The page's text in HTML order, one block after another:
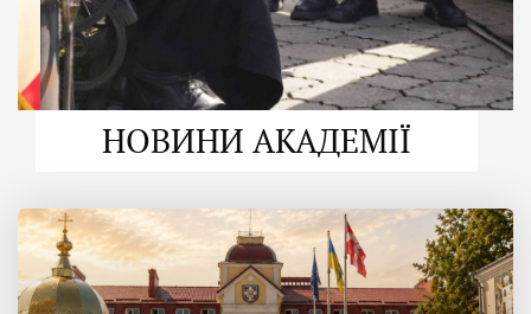
НОВИНИ АКАДЕМІЇ